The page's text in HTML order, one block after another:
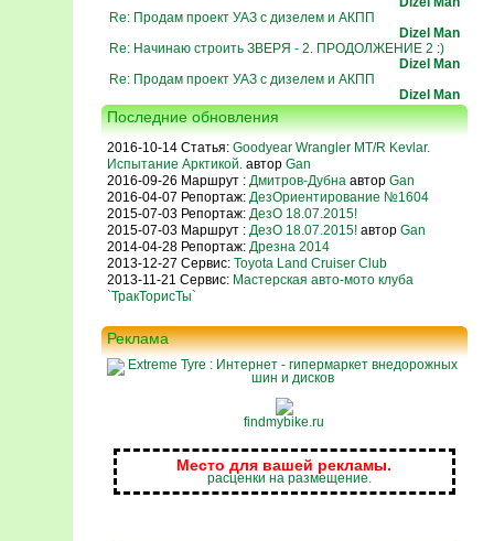
Re: Продам проект УАЗ с дизелем и АКПП
Dizel Man
Re: Начинаю строить ЗВЕРЯ - 2. ПРОДОЛЖЕНИЕ 2 :)
Dizel Man
Re: Продам проект УАЗ с дизелем и АКПП
Dizel Man
Последние обновления
2016-10-14 Статья: Goodyear Wrangler MT/R Kevlar.
Испытание Арктикой.автор Gan
2016-09-26 Маршрут : Дмитров-Дубнаавтор Gan
2016-04-07 Репортаж: ДезОриентирование №1604
2015-07-03 Репортаж: ДезО 18.07.2015!
2015-07-03 Маршрут : ДезО 18.07.2015! автор Gan
2014-04-28 Репортаж: Дрезна 2014
2013-12-27 Сервис: Toyota Land Cruiser Club
2013-11-21 Сервис: Мастерская авто-мото клуба
`ТракТорисТы`
Реклама
findmybike.ru
Место для вашей рекламы.
расценки на размещение.